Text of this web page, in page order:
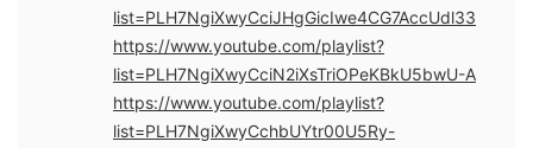
list=PLH7NgiXwyCciJHgGicIwe4CG7AccUdl33
https://www.youtube.com/playlist?
list=PLH7NgiXwyCciN2iXsTriOPeKBkU5bwU-A
https://www.youtube.com/playlist?
list=PLH7NgiXwyCchbUYtr00U5Ry-